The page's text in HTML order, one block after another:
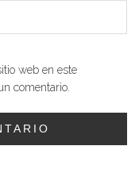
web en este
comentario.